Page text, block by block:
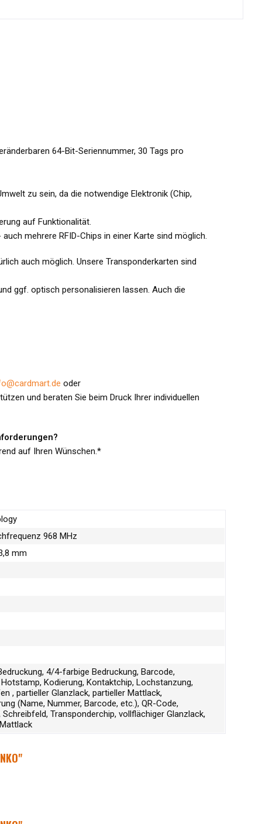
64-Bit-Seriennummer, 30 Tags pro
zu sein, da die notwendige Elektronik (Chip,
auf Funktionalität.
mehrere RFID-Chips in einer Karte sind möglich.
auch möglich. Unsere Transponderkarten sind
ggf. optisch personalisieren lassen. Auch die
oder
und beraten Sie beim Druck Ihrer individuellen
auf Ihren Wünschen.*
968 MHz
mm
4/4-farbige Bedruckung, Barcode,
Kodierung, Kontaktchip, Lochstanzung,
, partieller Glanzlack, partieller Mattlack,
(Name, Nummer, Barcode, etc.), QR-Code,
Schreibfeld, Transponderchip, vollflächiger Glanzlack,